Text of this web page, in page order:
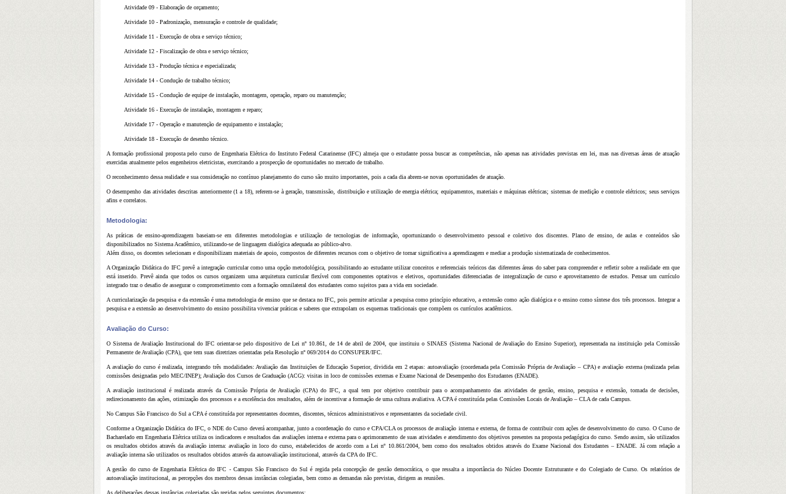
Atividade 09 - Elaboração de orçamento;
Atividade 10 - Padronização, mensuração e controle de qualidade;
Atividade 11 - Execução de obra e serviço técnico;
Atividade 12 - Fiscalização de obra e serviço técnico;
Atividade 13 - Produção técnica e especializada;
Atividade 14 - Condução de trabalho técnico;
Atividade 15 - Condução de equipe de instalação, montagem, operação, reparo ou manutenção;
Atividade 16 - Execução de instalação, montagem e reparo;
Atividade 17 - Operação e manutenção de equipamento e instalação;
Atividade 18 - Execução de desenho técnico.
A formação profissional proposta pelo curso de Engenharia Elétrica do Instituto Federal Catarinense (IFC) almeja que o estudante possa buscar as competências, não apenas nas atividades previstas em lei, mas nas diversas áreas de atuação
exercidas atualmente pelos engenheiros eletricistas, exercitando a prospecção de oportunidades no mercado de trabalho.
O reconhecimento dessa realidade e sua consideração no contínuo planejamento do curso são muito importantes, pois a cada dia abrem-se novas oportunidades de atuação.
O desempenho das atividades descritas anteriormente (1 a 18), referem-se à geração, transmissão, distribuição e utilização de energia elétrica; equipamentos, materiais e máquinas elétricas; sistemas de medição e controle elétricos; seus serviços
afins e correlatos.
Metodologia:
As práticas de ensino-aprendizagem baseiam-se em diferentes metodologias e utilização de tecnologias de informação, oportunizando o desenvolvimento pessoal e coletivo dos discentes. Plano de ensino, de aulas e conteúdos são
disponibilizados no Sistema Acadêmico, utilizando-se de linguagem dialógica adequada ao público-alvo.
Além disso, os docentes selecionam e disponibilizam materiais de apoio, compostos de diferentes recursos com o objetivo de tornar significativa a aprendizagem e mediar a produção sistematizada de conhecimentos.
A Organização Didática do IFC prevê a integração curricular como uma opção metodológica, possibilitando ao estudante utilizar conceitos e referenciais teóricos das diferentes áreas do saber para compreender e refletir sobre a realidade em que
está inserido. Prevê ainda que todos os cursos organizem uma arquitetura curricular flexível com componentes optativos e eletivos, oportunidades diferenciadas de integralização de curso e aproveitamento de estudos. Pensar um currículo
integrado traz o desafio de assegurar o comprometimento com a formação omnilateral dos estudantes como sujeitos para a vida em sociedade.
A curricularização da pesquisa e da extensão é uma metodologia de ensino que se destaca no IFC, pois permite articular a pesquisa como princípio educativo, a extensão como ação dialógica e o ensino como síntese dos três processos. Integrar a
pesquisa e a extensão ao desenvolvimento do ensino possibilita vivenciar práticas e saberes que extrapolam os esquemas tradicionais que compõem os currículos acadêmicos.
Avaliação do Curso:
O Sistema de Avaliação Institucional do IFC orientar-se pelo dispositivo de Lei nº 10.861, de 14 de abril de 2004, que instituiu o SINAES (Sistema Nacional de Avaliação do Ensino Superior), representada na instituição pela Comissão
Permanente de Avaliação (CPA), que tem suas diretrizes orientadas pela Resolução nº 069/2014 do CONSUPER/IFC.
A avaliação do curso é realizada, integrando três modalidades: Avaliação das Instituições de Educação Superior, dividida em 2 etapas: autoavaliação (coordenada pela Comissão Própria de Avaliação – CPA) e avaliação externa (realizada pelas
comissões designadas pelo MEC/INEP); Avaliação dos Cursos de Graduação (ACG): visitas in loco de comissões externas e Exame Nacional de Desempenho dos Estudantes (ENADE).
A avaliação institucional é realizada através da Comissão Própria de Avaliação (CPA) do IFC, a qual tem por objetivo contribuir para o acompanhamento das atividades de gestão, ensino, pesquisa e extensão, tomada de decisões,
redirecionamento das ações, otimização dos processos e a excelência dos resultados, além de incentivar a formação de uma cultura avaliativa. A CPA é constituída pelas Comissões Locais de Avaliação – CLA de cada Campus.
No Campus São Francisco do Sul a CPA é constituída por representantes docentes, discentes, técnicos administrativos e representantes da sociedade civil.
Conforme a Organização Didática do IFC, o NDE do Curso deverá acompanhar, junto a coordenação do curso e CPA/CLA os processos de avaliação interna e externa, de forma de contribuir com ações de desenvolvimento do curso. O Curso de
Bacharelado em Engenharia Elétrica utiliza os indicadores e resultados das avaliações interna e externa para o aprimoramento de suas atividades e atendimento dos objetivos presentes na proposta pedagógica do curso. Sendo assim, são utilizados
os resultados obtidos através da avaliação interna: avaliação in loco do curso, estabelecidos de acordo com a Lei nº 10.861/2004, bem como dos resultados obtidos através do Exame Nacional dos Estudantes – ENADE. Já com relação a
avaliação interna são utilizados os resultados obtidos através da autoavaliação institucional, através da CPA do IFC.
A gestão do curso de Engenharia Elétrica do IFC - Campus São Francisco do Sul é regida pela concepção de gestão democrática, o que ressalta a importância do Núcleo Docente Estruturante e do Colegiado de Curso. Os relatórios de
autoavaliação institucional, as percepções dos membros dessas instâncias colegiadas, bem como as demandas não previstas, dirigem as reuniões.
As deliberações dessas instâncias colegiadas são regidas pelos seguintes documentos: